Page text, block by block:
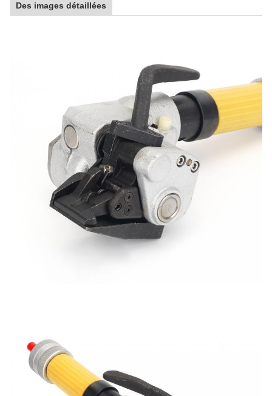
Des images détaillées